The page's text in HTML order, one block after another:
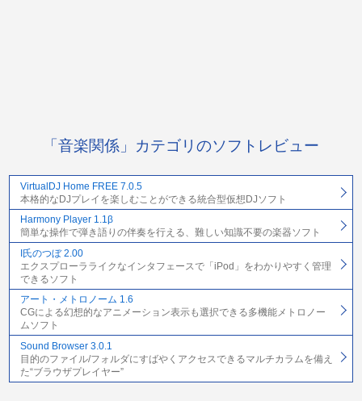
「音楽関係」カテゴリのソフトレビュー
VirtualDJ Home FREE 7.0.5
本格的なDJプレイを楽しむことができる統合型仮想DJソフト
Harmony Player 1.1β
簡単な操作で弾き語りの伴奏を行える、難しい知識不要の楽器ソフト
I氏のつぼ 2.00
エクスプローラライクなインタフェースで「iPod」をわかりやすく管理
できるソフト
アート・メトロノーム 1.6
CGによる幻想的なアニメーション表示も選択できる多機能メトロノー
ムソフト
Sound Browser 3.0.1
目的のファイル/フォルダにすばやくアクセスできるマルチカラムを備え
た“ブラウザプレイヤー”